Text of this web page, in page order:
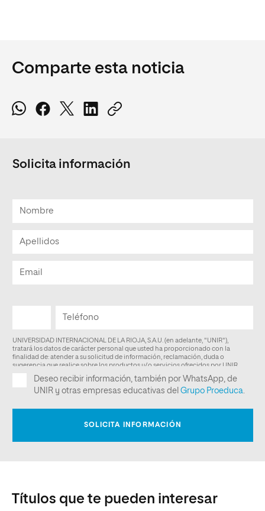
Comparte esta noticia
Solicita información
Títulos que te pueden interesar